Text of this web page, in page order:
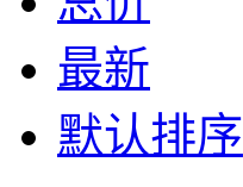
最新
默认排序